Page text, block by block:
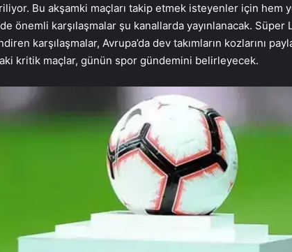
Bu akşamki maçları takip etmek isteyenler için hem
önemli karşılaşmalar şu kanallarda yayınlanacak. Süper
karşılaşmalar, Avrupa’da dev takımların kozlarını
kritik maçlar, günün spor gündemini belirleyecek.